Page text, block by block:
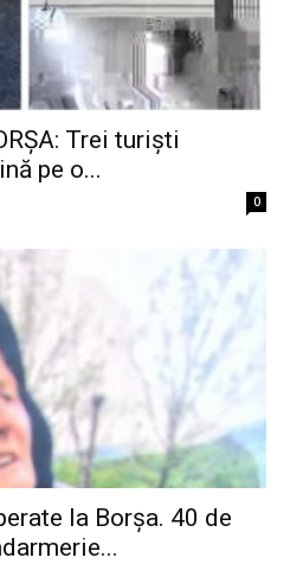
Trei turiști
pe o...
0
la Borșa. 40 de